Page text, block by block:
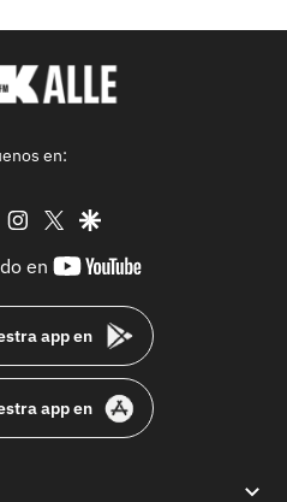
en:
tiktok instagram
twittergoogle
en
youtube-
app en
app en